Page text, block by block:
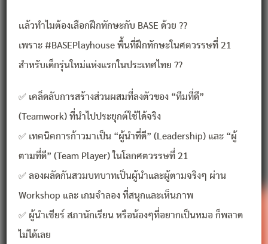
เเล้วทำไมต้องเลือกฝึกทักษะกับ BASE ด้วย ??
เพราะ #BASEPlayhouse พื้นที่ฝึกทักษะในศตวรรษที่ 21
สำหรับเด็กรุ่นใหม่แห่งแรกในประเทศไทย ??
✅ เคล็ดลับการสร้างส่วนผสมที่ลงตัวของ “ทีมที่ดี”
(Teamwork) ที่นำไปประยุกต์ใช้ได้จริง
✅ เทคนิคการก้าวมาเป็น “ผู้นำที่ดี” (Leadership) และ “ผู้
ตามที่ดี” (Team Player) ในโลกศตวรรษที่ 21
✅ ลองผลัดกันสวมบทบาทเป็นผู้นำและผู้ตามจริงๆ ผ่าน
Workshop และ เกมจำลอง ที่สนุกและเห็นภาพ
✅ ผู้นำเชียร์ สภานักเรียน หรือน้องๆที่อยากเป็นหมอ ก็พลาด
ไม่ได้เลย